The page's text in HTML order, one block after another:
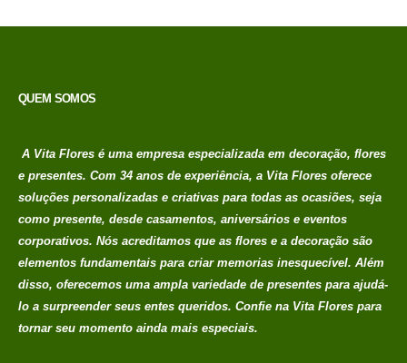
0out of 5
R$
389,00
credito avista, (P/
mais condições
entre em contato
com a loja)
caixa surpresa You
0out of 5
R$689,00
Em até 1x de
QUEM SOMOS
A Vita Flores é uma empresa especializada em decoração, flores
e presentes. Com 34 anos de experiência, a Vita Flores oferece
soluções personalizadas e criativas para todas as ocasiões, seja
como presente, desde casamentos, aniversários e eventos
corporativos. Nós acreditamos que as flores e a decoração são
elementos fundamentais para criar memorias inesquecível. Além
disso, oferecemos uma ampla variedade de presentes para ajudá-
lo a surpreender seus entes queridos. Confie na Vita Flores para
tornar seu momento ainda mais especiais.